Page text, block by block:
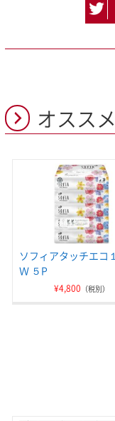
オスス
ソフィアタッチエコ
Ｗ ５P
¥4,800 （税別）